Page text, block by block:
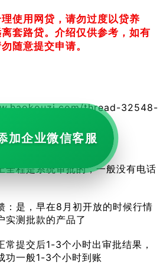
使用网贷，请勿过度以贷养
套路贷。介绍仅供参考，如有
随意提交申请。
thread-32548-
申请查征信、上征信
全程是系统审批的，一般没有电话
：是，早在8月初开放的时候行情
实测批款的产品了
提交后1-3个小时出审批结果，
功一般1-3个小时到账
加企业微信客服